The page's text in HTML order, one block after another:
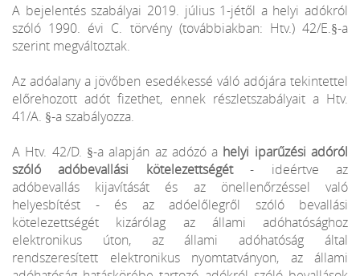
A bejelentés szabályai 2019. július 1-jétől a helyi adókról
szóló 1990. évi C. törvény (továbbiakban: Htv.) 42/E.§-a
szerint megváltoztak.
Az adóalany a jövőben esedékessé váló adójára tekintettel
előrehozott adót fizethet, ennek részletszabályait a Htv.
41/A. §-a szabályozza.
A Htv. 42/D. §-a alapján az adózó a helyi iparűzési adóról
szóló adóbevallási kötelezettségét- ideértve az
adóbevallás kijavítását és az önellenőrzéssel való
helyesbítést - és az adóelőlegről szóló bevallási
kötelezettségét kizárólag az állami adóhatósághoz
elektronikus úton, az állami adóhatóság által
rendszeresített elektronikus nyomtatványon, az állami